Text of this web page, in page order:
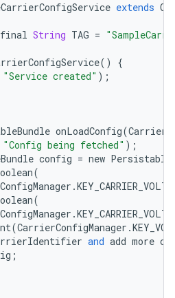
extends
final String TAG =
()
{
"Service created" );
onLoadConfig(
"Config being fetched" );
config = new
(
.
(
.
(CarrierConfigManager .
and add more
;